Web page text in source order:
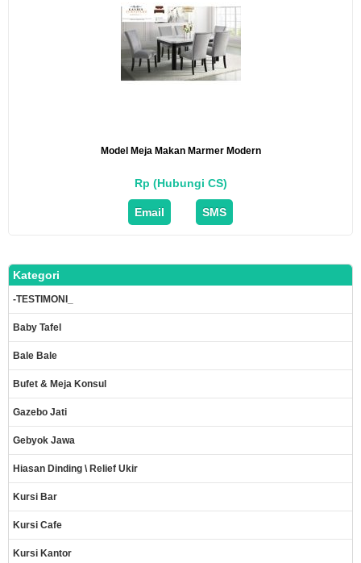
Model Meja Makan Marmer Modern
Rp (Hubungi CS)
Email SMS
Kategori
-TESTIMONI_
Baby Tafel
Bale Bale
Bufet & Meja Konsul
Gazebo Jati
Gebyok Jawa
Hiasan Dinding \ Relief Ukir
Kursi Bar
Kursi Cafe
Kursi Kantor